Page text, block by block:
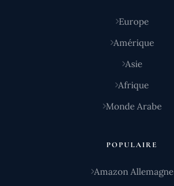
Europe
Amérique
Asie
Afrique
Monde Arabe
POPULAIRE
Amazon Allemagne